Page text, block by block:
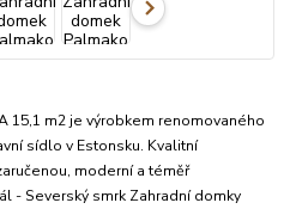
15,1 m2 je výrobkem renomovaného
sídlo v Estonsku. Kvalitní
moderní a téměř
- Severský smrk Zahradní domky